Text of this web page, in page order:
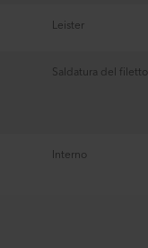
Leister
Saldatura del filetto
Interno